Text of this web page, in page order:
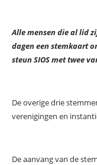
Alle mensen die al lid
dagen een stemkaart
steun SIOS met twee
De overige drie
verenigingen en
De aanvang van de